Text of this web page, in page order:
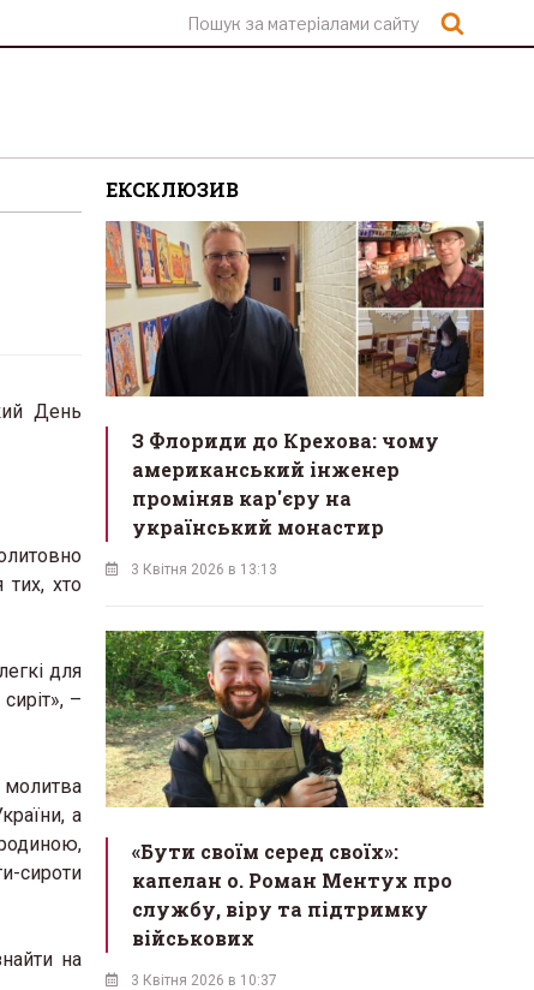
День
тих, хто
для
–
а
сироти
на
ЕКСКЛЮЗИВ
З Флориди до Крехова: чому
американський інженер
проміняв кар'єру на
український монастир
3 Квітня 2026 в 13:13
«Бути своїм серед своїх»:
капелан о. Роман Ментух про
службу, віру та підтримку
військових
3 Квітня 2026 в 10:37